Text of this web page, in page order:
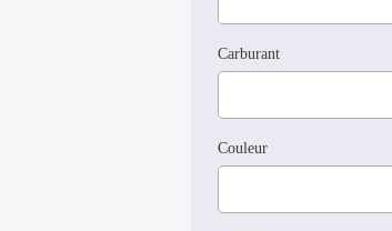
Carburant
Couleur